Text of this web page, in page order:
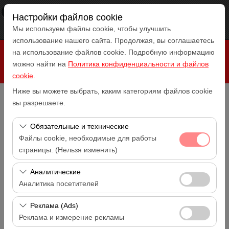
× RepeatCar
www.repeatcar.com
Бесплатно - In Google Play
Настройки файлов cookie
Мы используем файлы cookie, чтобы улучшить
использование нашего сайта. Продолжая, вы соглашаетесь
на использование файлов cookie. Подробную информацию
можно найти на Политика конфиденциальности и файлов
cookie
Ниже вы можете выбрать, каким категориям файлов cookie
вы разрешаете.
Обязательные и технические
Файлы cookie, необходимые для работы
страницы. (Нельзя изменить)
Эти файлы cookie необходимы для корректной
работы сайта, безопасности, управления сеансами и
базовых функций. Их нельзя отключить.
Аналитические
Аналитика посетителей
Эти файлы cookie позволяют нам анализировать, как
используется наш сайт (количество посетителей,
самые посещаемые страницы, поведение
Реклама (Ads)
Реклама и измерение рекламы
Antalya Аэропорт (AYT)
Указать другое место возврата машины
Antalya Аэропорт (AYT)
Дата и время пуска
Дата и время возврата
14:00